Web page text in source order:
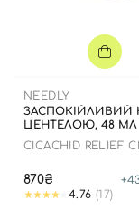
NEEDLY
ЗАСПОКІЙЛИВИЙ
ЦЕНТЕЛОЮ, 48 МЛ
CICACHID RELIEF
870₴ +
4.76 (17)